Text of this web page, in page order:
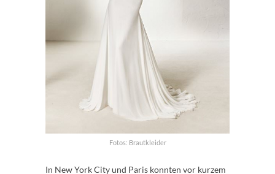
Fotos: Brautkleider
In New York City und Paris konnten vor kurzem